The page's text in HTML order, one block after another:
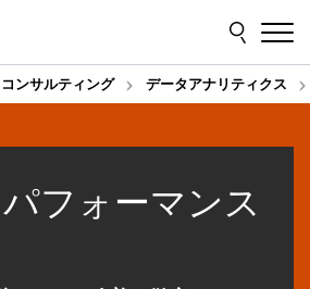
コンサルティング データアナリティクス
フォーマンス